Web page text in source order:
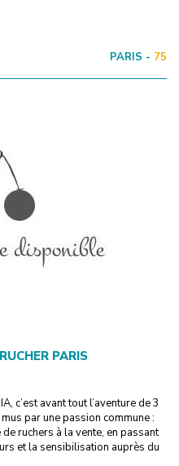
PARIS - 75
PARIS
c’est avant tout l’aventure de 3
par une passion commune :
ruchers à la vente, en passant
et la sensibilisation auprès du